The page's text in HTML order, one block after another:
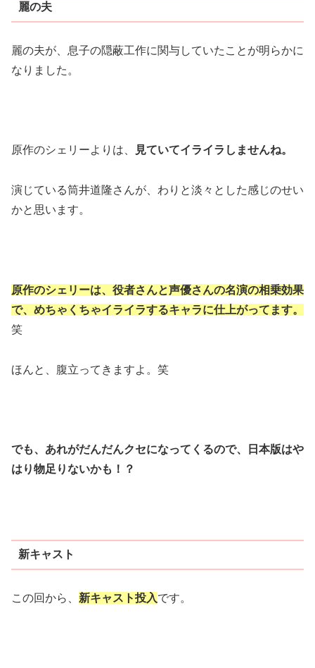
麗の夫
麗の夫が、息子の隠蔽工作に関与していたことが明らかに
なりました。
原作のシェリーよりは、 見ていてイライラしませんね。
演じている筒井道隆さんが、わりと淡々とした感じのせい
かと思います。
原作のシェリーは、役者さんと声優さんの名演の相乗効果
で、めちゃくちゃイライラするキャラに仕上がってます。
笑
ほんと、腹立ってきますよ。笑
でも、あれがだんだんクセになってくるので、日本版はや
はり物足りないかも！？
新キャスト
この回から、 新キャスト投入です。